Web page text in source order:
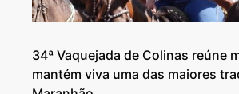
34ª Vaquejada de Colinas reúne
mantém viva uma das maiores